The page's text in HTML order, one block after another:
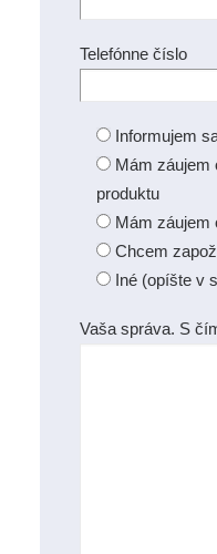
Telefónne číslo
Informujem
Mám záujem
produktu
Mám záujem
Chcem
Iné (opíšte v
Vaša správa. S